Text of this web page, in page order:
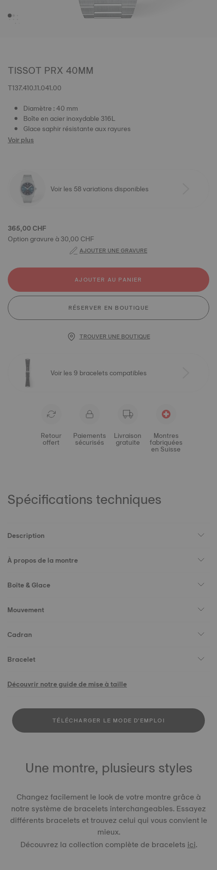
TISSOT PRX 40MM
T137.410.11.041.00
Diamètre : 40 mm
Boîte en acier inoxydable 316L
Glace saphir résistante aux rayures
Voir plus
Voir les 58 variations disponibles
365,00 CHF
Option gravure à 30,00 CHF
AJOUTER UNE GRAVURE
AJOUTER AU PANIER
RÉSERVER EN BOUTIQUE
TROUVER UNE BOUTIQUE
Voir les 9 bracelets compatibles
Retour
offert
Paiements
sécurisés
Livraison
gratuite
Montres
fabriquées
en Suisse
Spécifications techniques
Description
À propos de la montre
Boîte & Glace
Mouvement
Cadran
Bracelet
Découvrir notre guide de mise à taille
TÉLÉCHARGER LE MODE D'EMPLOI
Une montre, plusieurs styles
Changez facilement le look de votre montre grâce à
notre système de bracelets interchangeables. Essayez
différents bracelets et trouvez celui qui vous convient le
mieux.
Découvrez la collection complète de braceletsici.